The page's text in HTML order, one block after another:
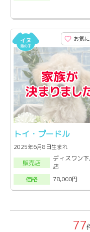
お気
トイ・プードル
2025年6月8日生まれ
販売店
ディスワン
店
価格
78,000円
77